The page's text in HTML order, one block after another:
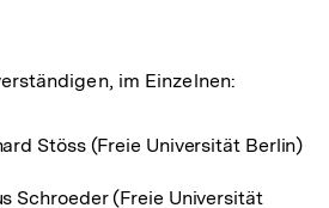
im Einzelnen:
Stöss (Freie Universität Berlin)
Schroeder (Freie Universität